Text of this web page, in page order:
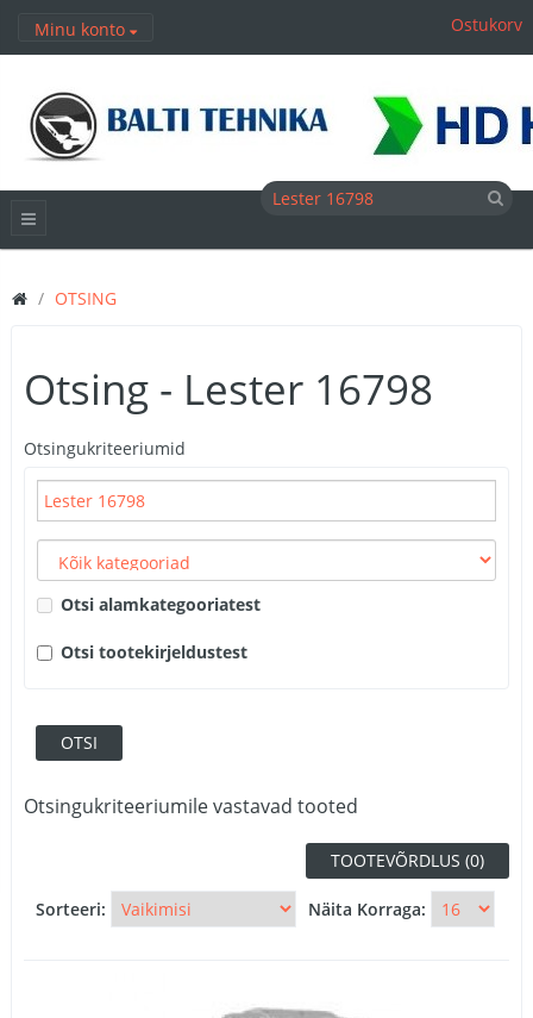
Minu konto Ostukorv
OTSING
Otsing - Lester 16798
Otsingukriteeriumid
Otsi alamkategooriatest
Otsi tootekirjeldustest
Otsingukriteeriumile vastavad tooted
TOOTEVÕRDLUS (0)
Sorteeri: Näita Korraga: